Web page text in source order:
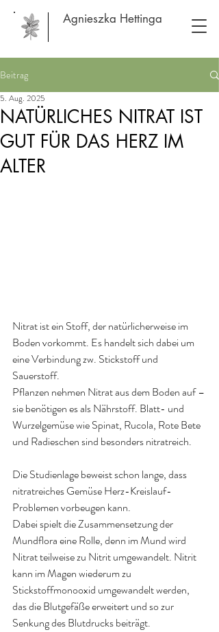
Agnieszka Hettinga
Beitrag
NATÜRLICHES NITRAT IST
GUT FÜR DAS HERZ IM
ALTER
5. Aug. 2025
Nitrat ist ein Stoff, der natürlicherweise im
Boden vorkommt. Es handelt sich dabei um
eine Verbindung zw. Stickstoff und
Sauerstoff.
Pflanzen nehmen Nitrat aus dem Boden auf –
sie benötigen es als Nährstoff. Blatt- und
Wurzelgemüse wie Spinat, Rucola, Rote Bete
und Radieschen sind besonders nitratreich.
Die Studienlage beweist schon lange, dass
nitratreiches Gemüse Herz-Kreislauf-
Problemen vorbeugen kann.
Dabei spielt die Zusammensetzung der
Mundflora eine Rolle, denn im Mund wird
Nitrat teilweise zu Nitrit umgewandelt. Nitrit
kann im Magen wiederum zu
Stickstoffmonooxid umgewandelt werden,
das die Blutgefäße erweitert und so zur
Senkung des Blutdrucks beiträgt.